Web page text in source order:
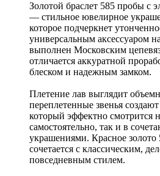
Золотой браслет 585 пробы с
— стильное ювелирное
которое подчеркнет
универсальным аксессуаром
выполнен Московским
отличается аккуратной
блеском и надежным замком.
Плетение лав выглядит
переплетенные звенья
который эффектно смотрится
самостоятельно, так и в
украшениями. Красное
сочетается с классическим,
повседневным стилем.